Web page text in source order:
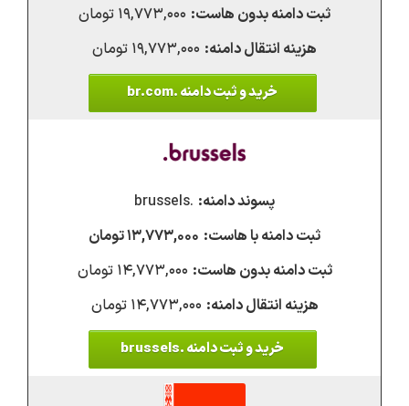
۱۹,۷۷۳,۰۰۰ تومان
۱۹,۷۷۳,۰۰۰ تومان
خرید و ثبت دامنه .br.com
.brussels
۱۳,۷۷۳,۰۰۰ تومان
۱۴,۷۷۳,۰۰۰ تومان
۱۴,۷۷۳,۰۰۰ تومان
خرید و ثبت دامنه .brussels